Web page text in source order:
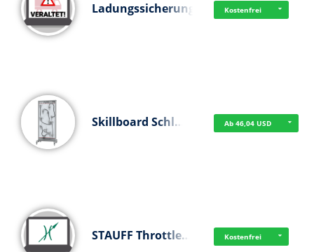
Ladungssicherung Kostenfrei
Skillboard Schl… Ab 46,04 USD
STAUFF Throttle… Kostenfrei